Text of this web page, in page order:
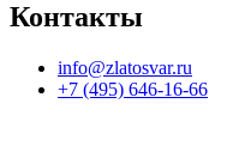
Контакты
info@zlatosvar.ru
+7 (495) 646-16-66